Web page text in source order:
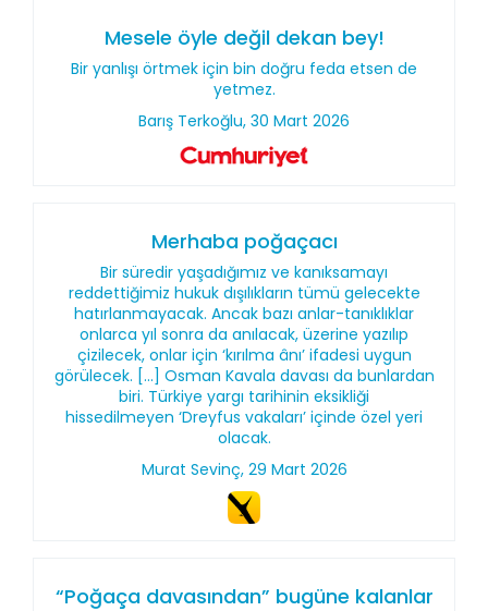
Mesele öyle değil dekan bey!
Bir yanlışı örtmek için bin doğru feda etsen de
yetmez.
Barış Terkoğlu, 30 Mart 2026
Merhaba poğaçacı
Bir süredir yaşadığımız ve kanıksamayı
reddettiğimiz hukuk dışılıkların tümü gelecekte
hatırlanmayacak. Ancak bazı anlar-tanıklıklar
onlarca yıl sonra da anılacak, üzerine yazılıp
çizilecek, onlar için ‘kırılma ânı’ ifadesi uygun
görülecek. [...] Osman Kavala davası da bunlardan
biri. Türkiye yargı tarihinin eksikliği
hissedilmeyen ‘Dreyfus vakaları’ içinde özel yeri
olacak.
Murat Sevinç, 29 Mart 2026
“Poğaça davasından” bugüne kalanlar